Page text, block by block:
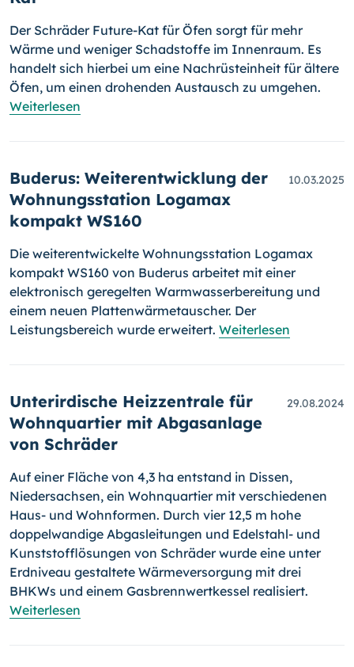
Der Schräder Future-Kat für Öfen sorgt für mehr
Wärme und weniger Schadstoffe im Innenraum. Es
handelt sich hierbei um eine Nachrüsteinheit für ältere
Öfen, um einen drohenden Austausch zu umgehen.
Weiterlesen
Buderus: Weiterentwicklung der
Wohnungsstation Logamax
kompakt WS160
10.03.2025
Die weiterentwickelte Wohnungsstation Logamax
kompakt WS160 von Buderus arbeitet mit einer
elektronisch geregelten Warmwasserbereitung und
einem neuen Plattenwärmetauscher. Der
Leistungsbereich wurde erweitert. Weiterlesen
Unterirdische Heizzentrale für
Wohnquartier mit Abgasanlage
von Schräder
29.08.2024
Auf einer Fläche von 4,3 ha entstand in Dissen,
Niedersachsen, ein Wohnquartier mit verschiedenen
Haus- und Wohnformen. Durch vier 12,5 m hohe
doppelwandige Abgasleitungen und Edelstahl- und
Kunststofflösungen von Schräder wurde eine unter
Erdniveau gestaltete Wärmeversorgung mit drei
BHKWs und einem Gasbrennwertkessel realisiert.
Weiterlesen